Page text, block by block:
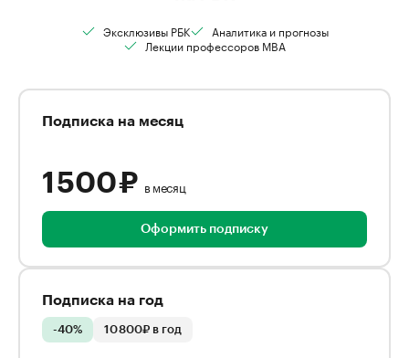
Эксклюзивы РБК
Аналитика и прогнозы
Лекции профессоров MBA
Подписка на месяц
1 500 ₽ в месяц
Оформить подписку
Подписка на год
-40% 10 800₽ в год